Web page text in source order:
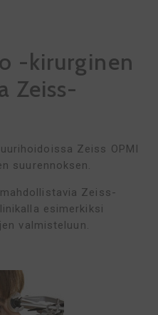
-kirurginen
Zeiss-
Zeiss OPMI
suurennoksen.
Zeiss-
esimerkiksi
valmisteluun.